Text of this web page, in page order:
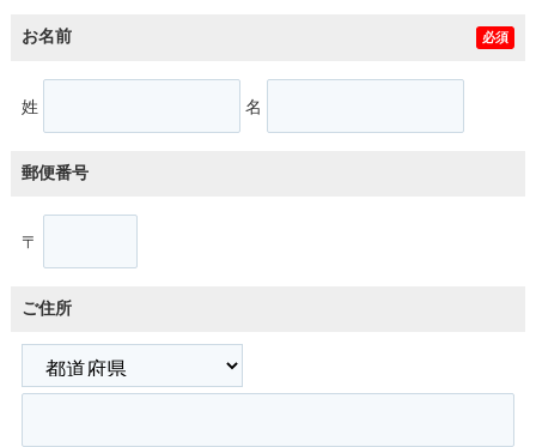
お名前 必須
姓 名
郵便番号
〒
ご住所